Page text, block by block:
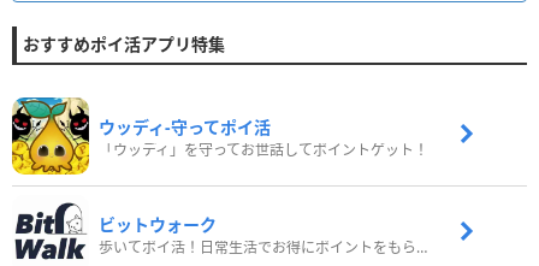
おすすめポイ活アプリ特集
ウッディ‐守ってポイ活
「ウッディ」を守ってお世話してポイントゲット！
ビットウォーク
歩いてポイ活！日常生活でお得にポイントをもらおう